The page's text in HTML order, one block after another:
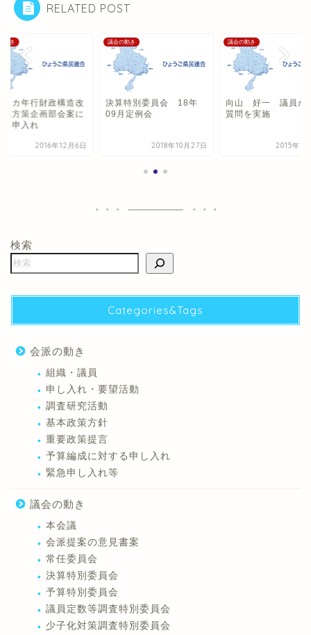
RELATED POST
動き
２カ年行財政構造改
進方策企画部会案に
る申入れ
2016年12月6日
議会の動き
決算特別委員会 18年
09月定例会
2018年10月27日
議会の動き
向山 好一 議員が
質問を実施
2015年10
検索
Categories&Tags
会派の動き
組織・議員
申し入れ・要望活動
調査研究活動
基本政策方針
重要政策提言
予算編成に対する申し入れ
緊急申し入れ等
議会の動き
本会議
会派提案の意見書案
常任委員会
決算特別委員会
予算特別委員会
議員定数等調査特別委員会
少子化対策調査特別委員会